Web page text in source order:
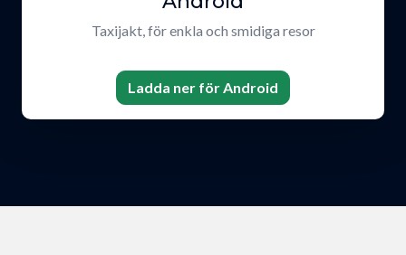
Taxijakt, för enkla och smidiga resor
Ladda ner för Android